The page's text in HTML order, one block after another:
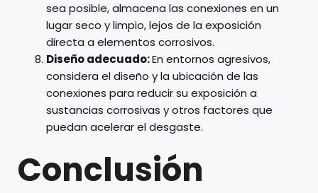
sea posible, almacena las conexiones en un
lugar seco y limpio, lejos de la exposición
directa a elementos corrosivos.
Diseño adecuado:En entornos agresivos,
considera el diseño y la ubicación de las
conexiones para reducir su exposición a
sustancias corrosivas y otros factores que
puedan acelerar el desgaste.
Conclusión